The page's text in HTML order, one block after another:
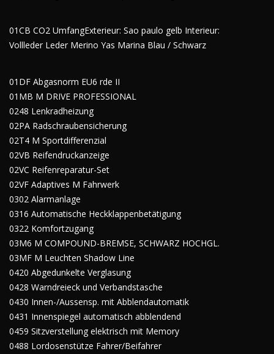
01CB CO2 UmfangExterieur: Sao paulo gelb Interieur:
Vollleder Leder Merino Yas Marina Blau / Schwarz
01DF Abgasnorm EU6 rde II
01MB M DRIVE PROFESSIONAL
0248 Lenkradheizung
02PA Radschraubensicherung
02T4 M Sportdifferenzial
02VB Reifendruckanzeige
02VC Reifenreparatur-Set
02VF Adaptives M Fahrwerk
0302 Alarmanlage
0316 Automatische Heckklappenbetätigung
0322 Komfortzugang
03M6 M COMPOUND-BREMSE, SCHWARZ HOCHGL.
03MF M Leuchten Shadow Line
0420 Abgedunkelte Verglasung
0428 Warndreieck und Verbandstasche
0430 Innen-/Aussensp. mit Abblendautomatik
0431 Innenspiegel automatisch abblendend
0459 Sitzverstellung elektrisch mit Memory
0488 Lordosenstütze Fahrer/Beifahrer